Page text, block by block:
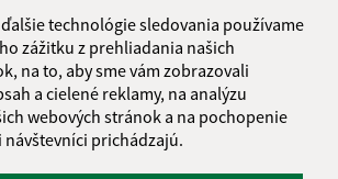
technológie sledovania používame
zážitku z prehliadania našich
na to, aby sme vám zobrazovali
a cielené reklamy, na analýzu
webových stránok a na pochopenie
prichádzajú.
+421 911 531 394
IČO: 00327701